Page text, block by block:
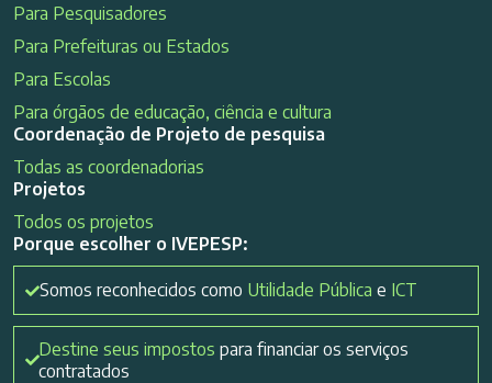
Para Pesquisadores
Para Prefeituras ou Estados
Para Escolas
Para órgãos de educação, ciência e cultura
Coordenação de Projeto de pesquisa
Todas as coordenadorias
Projetos
Todos os projetos
Porque escolher o IVEPESP:
Somos reconhecidos como Utilidade Pública e ICT
Destine seus impostos para financiar os serviços
contratados